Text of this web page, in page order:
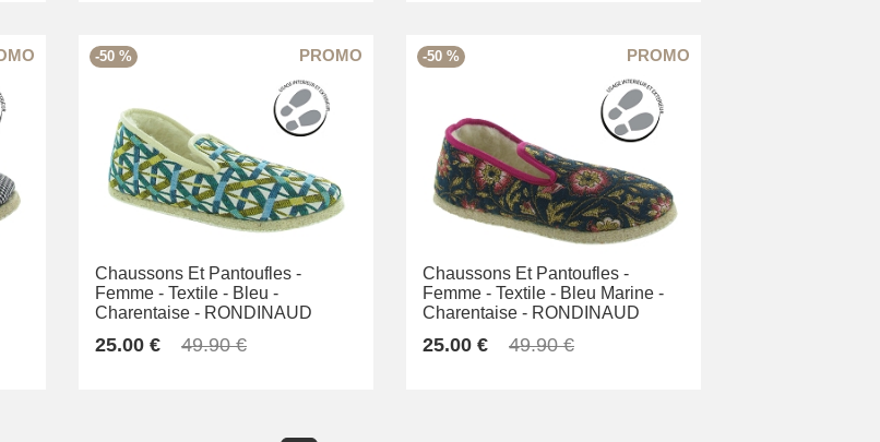
-50 %
Chaussons Et Pantoufles -
Femme - Textile - Bleu -
Charentaise - RONDINAUD
25.00 € 49.90 €
-50 %
Chaussons Et Pantoufles -
Femme - Textile - Bleu Marine -
Charentaise - RONDINAUD
25.00 € 49.90 €